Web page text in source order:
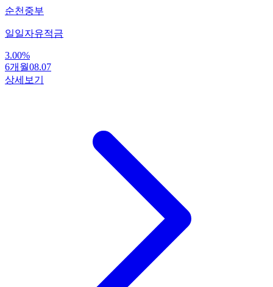
순천중부
일일자유적금
3.00%
6개월08.07
상세보기